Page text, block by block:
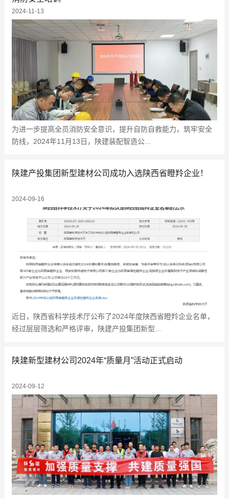
2024-11-13
为进一步提高全员消防安全意识，提升自防自救能力，筑牢安全
防线，2024年11月13日，陕建装配智造公...
陕建产投集团新型建材公司成功入选陕西省瞪羚企业！
2024-09-16
近日，陕西省科学技术厅公布了2024年度陕西省瞪羚企业名单，
经过层层筛选和严格评审，陕建产投集团新型...
陕建新型建材公司2024年“质量月”活动正式启动
2024-09-12